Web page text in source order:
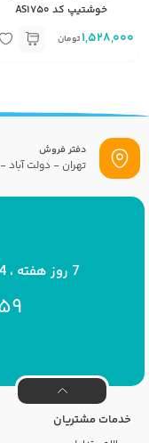
خوشتیپ کد AS1750
1,528,000 تومان
دفتر فروش
تهران - دولت آباد -
7 روز هفته ، 24 ساعته پاسخگوی شما هستیم
خدمات مشتریان